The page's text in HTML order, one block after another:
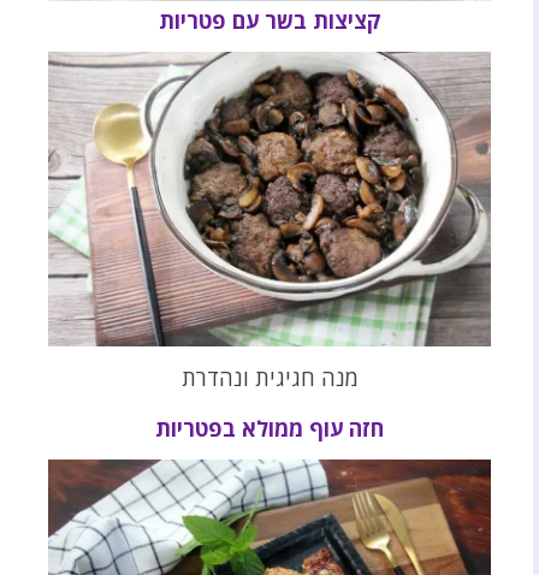
קציצות בשר עם פטריות
מנה חגיגית ונהדרת
חזה עוף ממולא בפטריות